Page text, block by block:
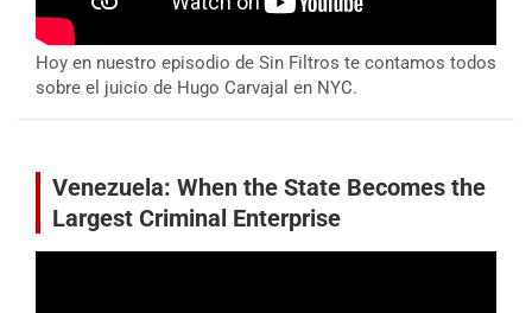
Hoy en nuestro episodio de Sin Filtros te contamos todos
sobre el juicio de Hugo Carvajal en NYC.
Venezuela: When the State Becomes the
Largest Criminal Enterprise